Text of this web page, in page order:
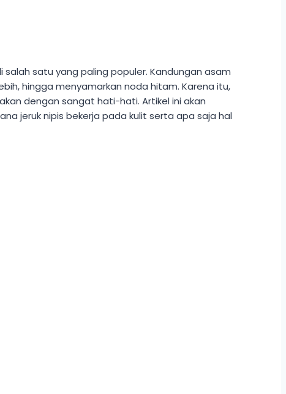
satu yang paling populer. Kandungan asam
hingga menyamarkan noda hitam. Karena itu,
dengan sangat hati-hati. Artikel ini akan
jeruk nipis bekerja pada kulit serta apa saja hal